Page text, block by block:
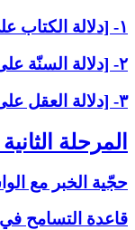
۱- [دلالة الكتاب على حجّية الخبر
۲- [دلالة السنّة على حجّية الخبر]
۳- [دلالة العقل على حجّية الخبر]
المرحلة
حجّية الخبر مع
قاعدة التسامح